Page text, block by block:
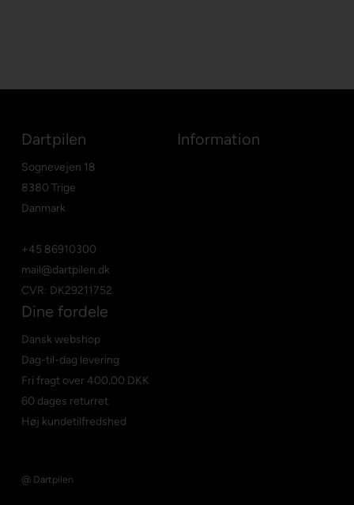
Dartpilen
Sognevejen 18
8380 Trige
Danmark
+45 86910300
mail@dartpilen.dk
CVR: DK29211752
Information
Dine fordele
Dansk webshop
Dag-til-dag levering
Fri fragt over 400,00 DKK
60 dages returret
Høj kundetilfredshed
@ Dartpilen